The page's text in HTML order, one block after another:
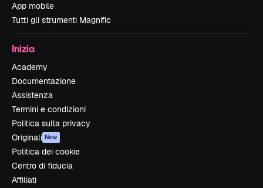
App mobile
Tutti gli strumenti Magnific
Inizia
Academy
Documentazione
Assistenza
Termini e condizioni
Politica sulla privacy
Originali New
Politica dei cookie
Centro di fiducia
Affiliati